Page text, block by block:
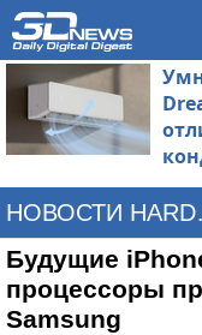
Будущие
процессоры
Samsung